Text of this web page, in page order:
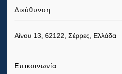
Διεύθυνση
Αίνου 13, 62122, Σέρρες, Ελλάδα
Επικοινωνία